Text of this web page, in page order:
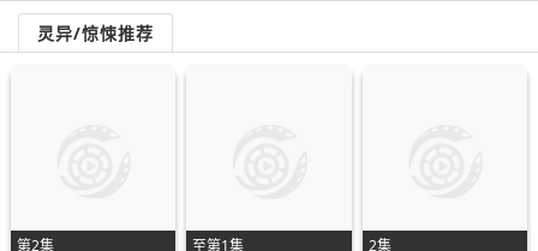
灵异/惊悚推荐
第2集
至第1集
2集